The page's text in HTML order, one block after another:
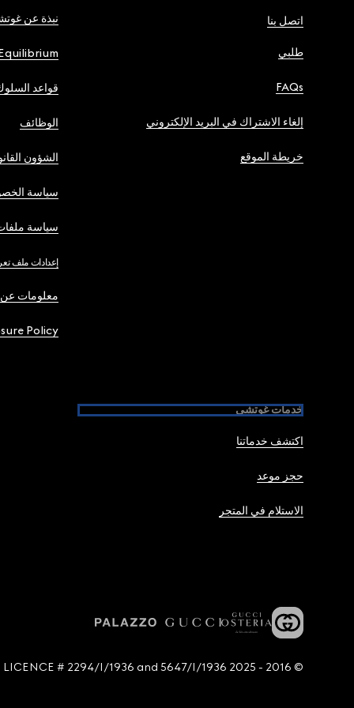
اتصل بنا
طلبي
FAQs
إلغاء الاشتراك في البريد الإلكتروني
خريطة الموقع
نبذة عن
قواعد
الوظائف
الشؤون
سياسة
سياسة
إعدادات ملف
معلومات
Policy
خدمات غوتشي
اكتشف خدماتنا
حجز موعد
الاستلام في المتجر
© 2016 - 2025 Guccio Gucci S.p.A. - All rights reserved. SIAE LICENCE # 2294/I/1936 and 5647/I/1936